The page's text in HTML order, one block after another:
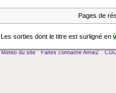
Pages de
Les sorties dont le titre est surligné en
Météo du site Faites connaître AmieZ